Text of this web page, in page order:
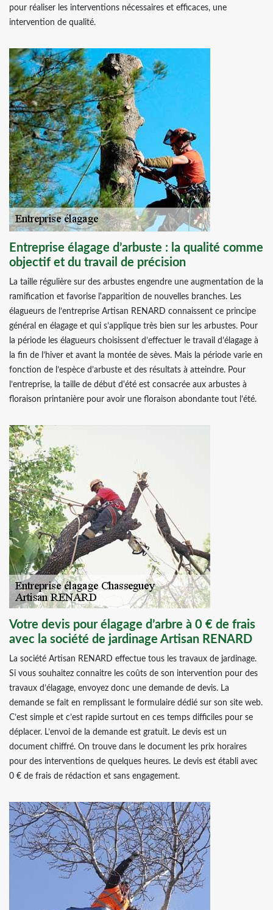
pour réaliser les interventions nécessaires et efficaces, une
intervention de qualité.
Entreprise élagage d’arbuste : la qualité comme
objectif et du travail de précision
La taille régulière sur des arbustes engendre une augmentation de la
ramification et favorise l'apparition de nouvelles branches. Les
élagueurs de l’entreprise Artisan RENARD connaissent ce principe
général en élagage et qui s’applique très bien sur les arbustes. Pour
la période les élagueurs choisissent d’effectuer le travail d’élagage à
la fin de l’hiver et avant la montée de sèves. Mais la période varie en
fonction de l’espèce d’arbuste et des résultats à atteindre. Pour
l’entreprise, la taille de début d'été est consacrée aux arbustes à
floraison printanière pour avoir une floraison abondante tout l’été.
Votre devis pour élagage d’arbre à 0 € de frais
avec la société de jardinage Artisan RENARD
La société Artisan RENARD effectue tous les travaux de jardinage.
Si vous souhaitez connaitre les coûts de son intervention pour des
travaux d’élagage, envoyez donc une demande de devis. La
demande se fait en remplissant le formulaire dédié sur son site web.
C’est simple et c’est rapide surtout en ces temps difficiles pour se
déplacer. L’envoi de la demande est gratuit. Le devis est un
document chiffré. On trouve dans le document les prix horaires
pour des interventions de quelques heures. Le devis est établi avec
0 € de frais de rédaction et sans engagement.